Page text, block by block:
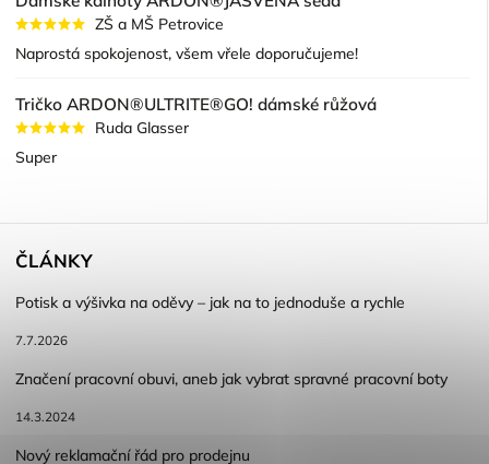
ZŠ a MŠ Petrovice
Naprostá spokojenost, všem vřele doporučujeme!
Tričko ARDON®ULTRITE®GO! dámské růžová
Ruda Glasser
Super
ČLÁNKY
Potisk a výšivka na oděvy – jak na to jednoduše a rychle
7.7.2026
Značení pracovní obuvi, aneb jak vybrat spravné pracovní boty
14.3.2024
Nový reklamační řád pro prodejnu